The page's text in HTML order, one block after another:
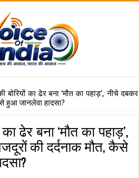
बोरियों का ढेर बना ‘मौत का पहाड़’, नीचे दबकर
हुआ जानलेवा हादसा?
ढेर बना ‘मौत का पहाड़’,
की दर्दनाक मौत, कैसे